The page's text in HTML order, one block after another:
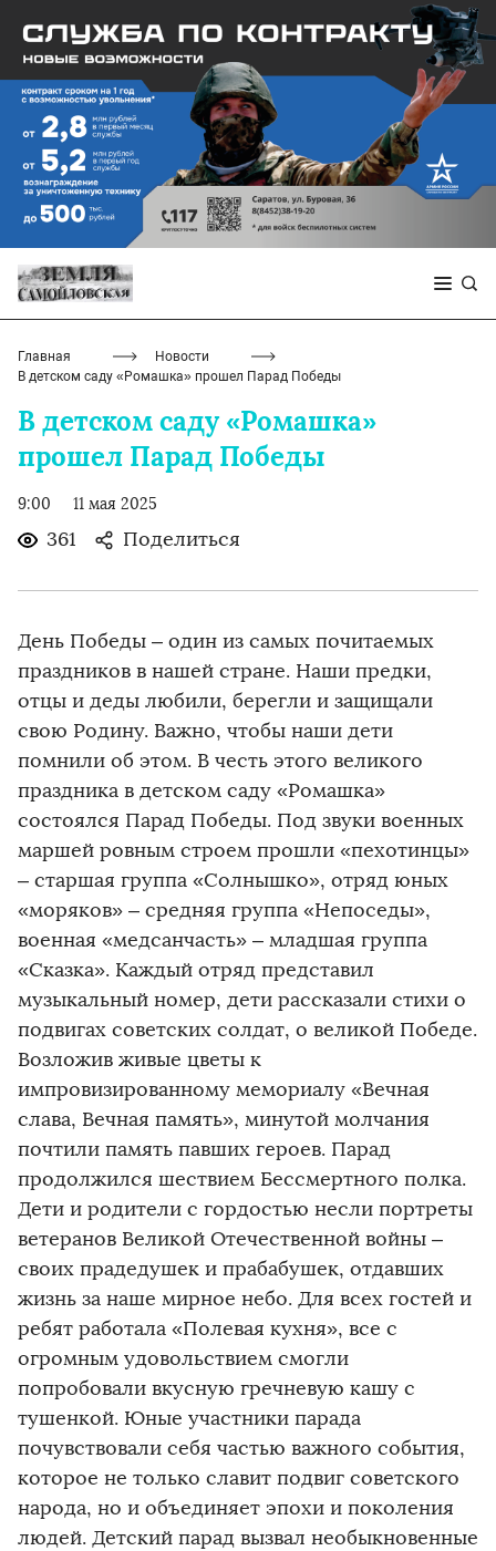
Главная
Новости
В детском саду «Ромашка» прошел Парад Победы
В детском саду «Ромашка»
прошел Парад Победы
9:00 11 мая 2025
361 Поделиться
День Победы – один из самых почитаемых
праздников в нашей стране. Наши предки,
отцы и деды любили, берегли и защищали
свою Родину. Важно, чтобы наши дети
помнили об этом. В честь этого великого
праздника в детском саду «Ромашка»
состоялся Парад Победы. Под звуки военных
маршей ровным строем прошли «пехотинцы»
– старшая группа «Солнышко», отряд юных
«моряков» – средняя группа «Непоседы»,
военная «медсанчасть» – младшая группа
«Сказка». Каждый отряд представил
музыкальный номер, дети рассказали стихи о
подвигах советских солдат, о великой Победе.
Возложив живые цветы к
импровизированному мемориалу «Вечная
слава, Вечная память», минутой молчания
почтили память павших героев. Парад
продолжился шествием Бессмертного полка.
Дети и родители с гордостью несли портреты
ветеранов Великой Отечественной войны –
своих прадедушек и прабабушек, отдавших
жизнь за наше мирное небо. Для всех гостей и
ребят работала «Полевая кухня», все с
огромным удовольствием смогли
попробовали вкусную гречневую кашу с
тушенкой. Юные участники парада
почувствовали себя частью важного события,
которое не только славит подвиг советского
народа, но и объединяет эпохи и поколения
людей. Детский парад вызвал необыкновенные